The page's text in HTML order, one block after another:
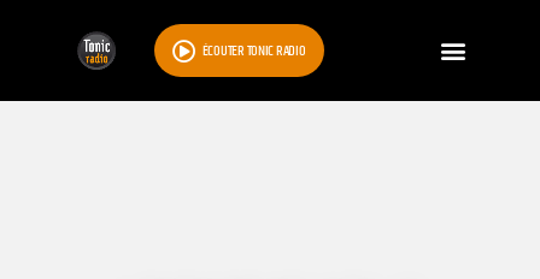
ÉCOUTER TONIC RADIO